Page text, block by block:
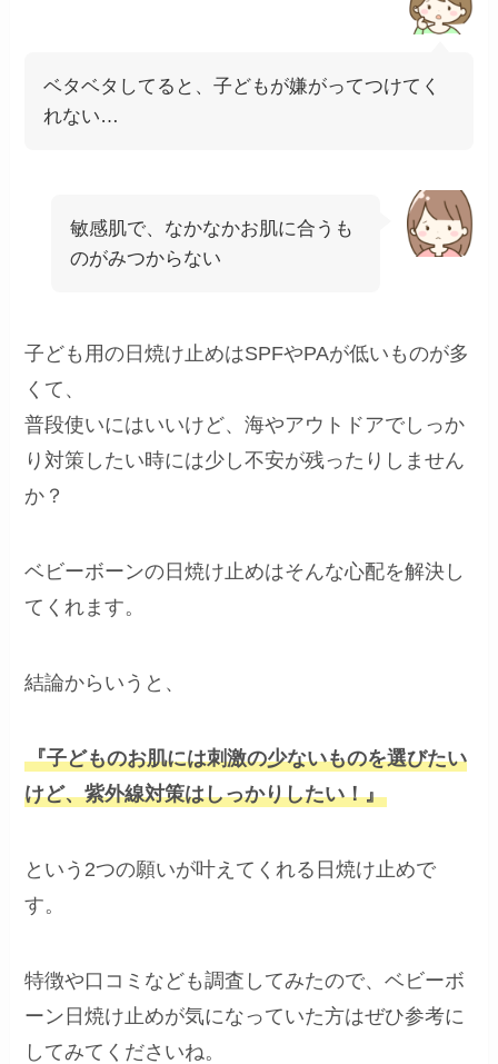
ベタベタしてると、子どもが嫌がってつけてく
れない…
敏感肌で、なかなかお肌に合うも
のがみつからない
子ども用の日焼け止めはSPFやPAが低いものが多
くて、
普段使いにはいいけど、海やアウトドアでしっか
り対策したい時には少し不安が残ったりしません
か？
ベビーボーンの日焼け止めはそんな心配を解決し
てくれます。
結論からいうと、
『子どものお肌には刺激の少ないものを選びたい
けど、紫外線対策はしっかりしたい！』
という2つの願いが叶えてくれる日焼け止めで
す。
特徴や口コミなども調査してみたので、ベビーボ
ーン日焼け止めが気になっていた方はぜひ参考に
してみてくださいね。